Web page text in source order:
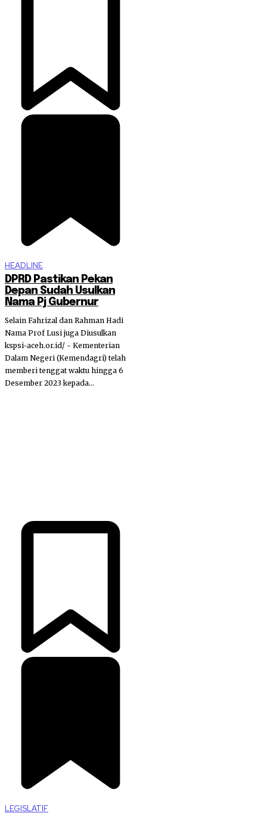
HEADLINE
DPRD Pastikan Pekan
Depan Sudah Usulkan
Nama Pj Gubernur
Selain Fahrizal dan Rahman Hadi
Nama Prof Lusi juga Diusulkan
kspsi-aceh.or.id/ - Kementerian
Dalam Negeri (Kemendagri) telah
memberi tenggat waktu hingga 6
Desember 2023 kepada...
LEGISLATIF